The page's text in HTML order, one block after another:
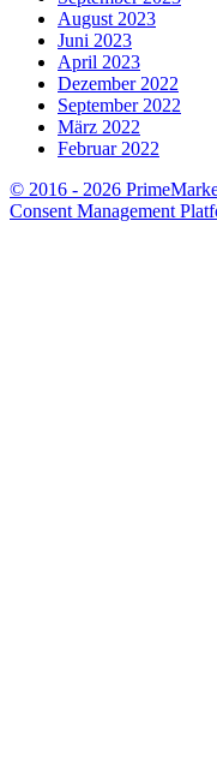
August 2023
Juni 2023
April 2023
Dezember 2022
September 2022
März 2022
Februar 2022
© 2016 - 2026
Consent Management